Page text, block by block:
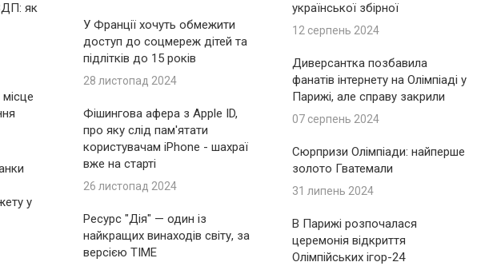
як
у
У Франції хочуть обмежити
доступ до соцмереж дітей та
підлітків до 15 років
28 листопад 2024
Фішингова афера з Apple ID,
про яку слід пам'ятати
користувачам iPhone - шахраї
вже на старті
26 листопад 2024
Ресурс "Дія" — один із
найкращих винаходів світу, за
версією TIME
української збірної
12 серпень 2024
Диверсантка позбавила
фанатів інтернету на Олімпіаді у
Парижі, але справу закрили
07 серпень 2024
Сюрпризи Олімпіади: найперше
золото Гватемали
31 липень 2024
В Парижі розпочалася
церемонія відкриття
Олімпійських ігор-24